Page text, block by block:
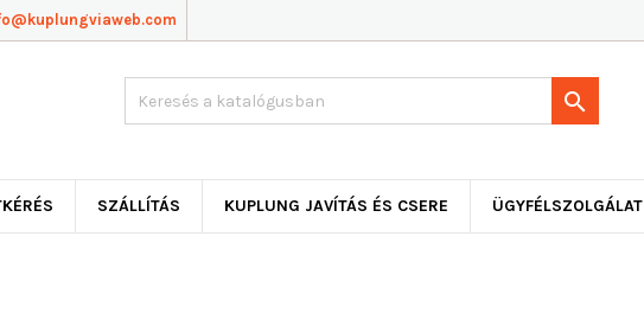

SZÁLLÍTÁS KUPLUNG JAVÍTÁS ÉS CSERE ÜGYFÉLSZOLGÁLAT